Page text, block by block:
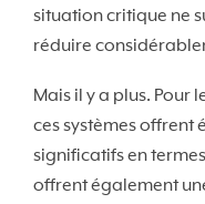
situation critique ne
réduire
Mais il y a plus. Pour
ces systèmes offrent
significatifs en
offrent également